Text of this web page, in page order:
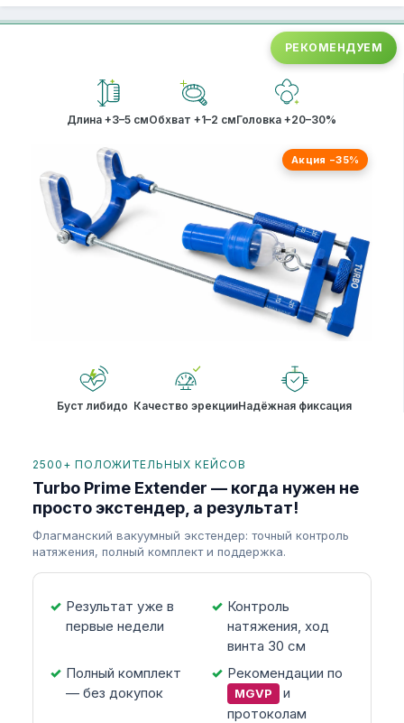
РЕКОМЕНДУЕМ
Длина +3–5 смОбхват +1–2 смГоловка +20–30%
Акция −35%
Буст либидо Качество эрекцииНадёжная фиксация
2500+ ПОЛОЖИТЕЛЬНЫХ КЕЙСОВ
Turbo Prime Extender — когда нужен не
просто экстендер, а результат!
Флагманский вакуумный экстендер: точный контроль
натяжения, полный комплект и поддержка.
Результат уже в
первые недели
Контроль
натяжения, ход
винта 30 см
Полный комплект
— без докупок
Рекомендации по
MGVP
и
протоколам